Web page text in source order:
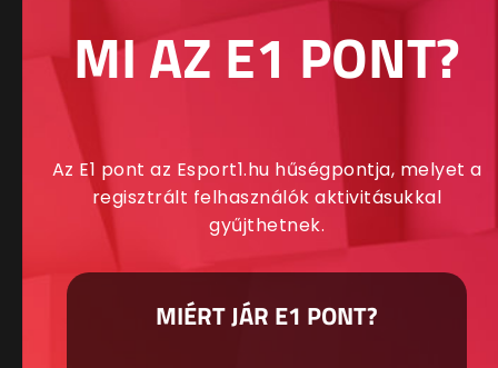
MI AZ E1 PONT?
Az E1 pont az Esport1.hu hűségpontja, melyet a
regisztrált felhasználók aktivitásukkal
gyűjthetnek.
MIÉRT JÁR E1 PONT?